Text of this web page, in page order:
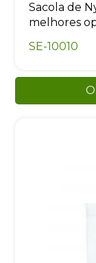
Sacola de
melhores
SE-10010